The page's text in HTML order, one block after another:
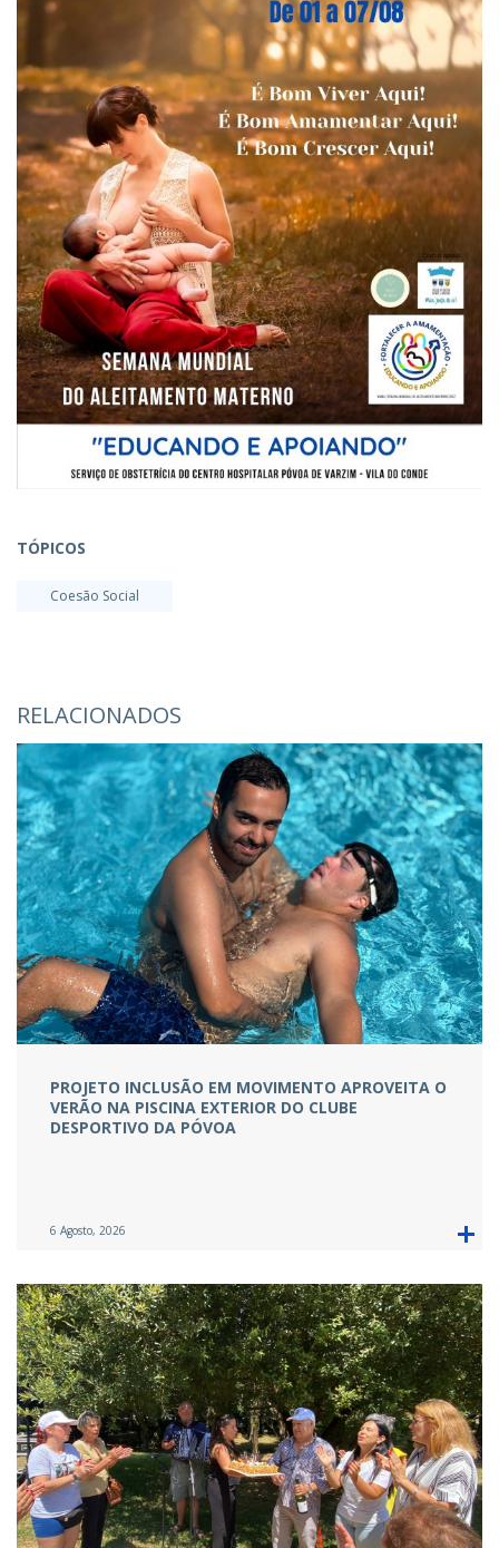
TÓPICOS
Coesão Social
RELACIONADOS
PROJETO INCLUSÃO EM MOVIMENTO APROVEITA O
VERÃO NA PISCINA EXTERIOR DO CLUBE
DESPORTIVO DA PÓVOA
6 Agosto, 2026